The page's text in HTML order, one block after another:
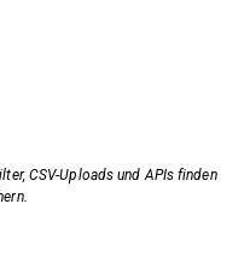
CSV-Uploads und APIs finden